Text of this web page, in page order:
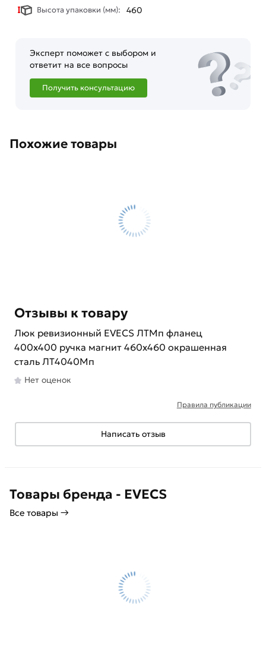
Высота упаковки (мм): 460
Эксперт поможет с выбором и
ответит на все вопросы
Получить консультацию
Похожие товары
Отзывы к товару
Люк ревизионный EVECS ЛТМп фланец
400x400 ручка магнит 460x460 окрашенная
сталь ЛТ4040Мп
Нет оценок
Правила публикации
Написать отзыв
Товары бренда - EVECS
Все товары →